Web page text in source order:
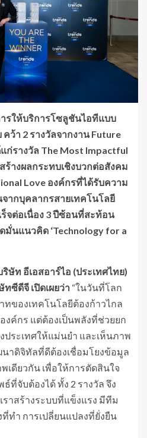
รให้บริการโซลูชันไอทีแบบ
คว้า 2 รางวัลจากงาน Future
ก่รางวัล The Most Impactful
ร้างผลกระทบเชิงบวกต่อสังคม
Love องค์กรที่ได้รับความ
ากบุคลากรสายเทคโนโลยี
จต่อเนื่อง 3 ปีซ้อนที่สะท้อน
นแนวคิด ‘Technology for a
ท อีเอสอาร์ไอ (ประเทศไทย)
ซีดีจี เปิดเผยว่า “ในวันที่โลก
ของเทคโนโลยีต้องก้าวไกล
งค์กร แต่ต้องเป็นพลังที่ช่วยยก
ประเทศให้แม่นยำ และเห็นภาพ
นาดิจิทัลที่ดีต้องเชื่อมโยงข้อมูล
เดียวกัน เพื่อให้การตัดสินใจ
ที่จับต้องได้ ทั้ง 2 รางวัล จึง
ราสร้างระบบที่แข็งแรง มีทีม
ทำ การเปลี่ยนแปลงที่ยั่งยืน